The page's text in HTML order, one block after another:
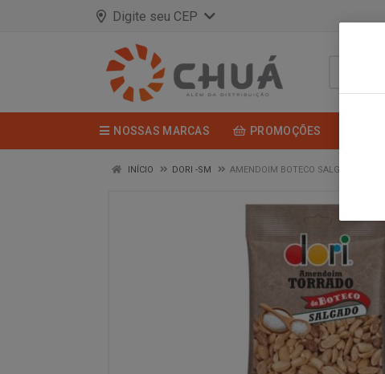
Digite seu CEP
NOSSAS MARCAS PROMOÇÕES
INÍCIO DORI -SM AMENDOIM BOTECO SALG 90G DORI